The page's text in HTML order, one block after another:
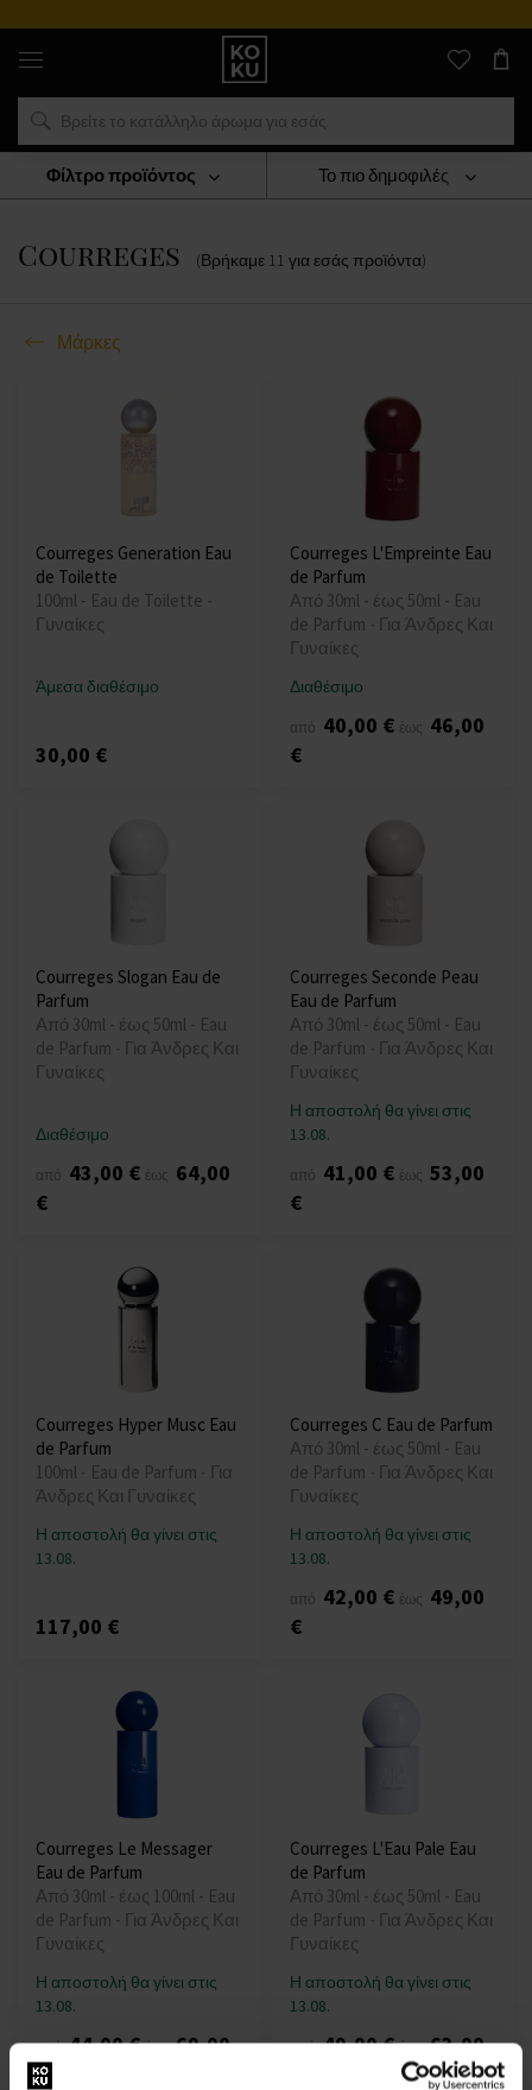
Αυθεντικά
αρώματα
και
ρολόγια
σε
μέρος
Μάρκες
Courreges
Courreges (Βρήκαμε 11 για εσάς προϊόντα)
Το πιο δημοφιλές
Μάρκες
Φίλτρο προϊόντος
Courreges Generation Eau
de Toilette
100ml - Eau de Toilette -
Γυναίκες
Άμεσα διαθέσιμο
30,00 €
Courreges L'Empreinte Eau
de Parfum
Από 30ml - έως 50ml - Eau
de Parfum - Για Άνδρες Και
Γυναίκες
Διαθέσιμο
από 40,00 € έως 46,00
€
Courreges Slogan Eau de
Parfum
Από 30ml - έως 50ml - Eau
de Parfum - Για Άνδρες Και
Γυναίκες
Διαθέσιμο
από 43,00 € έως 64,00
€
Courreges Seconde Peau
Eau de Parfum
Από 30ml - έως 50ml - Eau
de Parfum - Για Άνδρες Και
Γυναίκες
Η αποστολή θα γίνει στις
13.08.
από 41,00 € έως 53,00
€
Courreges Hyper Musc Eau
de Parfum
100ml - Eau de Parfum - Για
Άνδρες Και Γυναίκες
Η αποστολή θα γίνει στις
13.08.
117,00 €
Courreges C Eau de Parfum
Από 30ml - έως 50ml - Eau
de Parfum - Για Άνδρες Και
Γυναίκες
Η αποστολή θα γίνει στις
13.08.
από 42,00 € έως 49,00
€
Courreges Le Messager
Eau de Parfum
Από 30ml - έως 100ml - Eau
de Parfum - Για Άνδρες Και
Γυναίκες
Η αποστολή θα γίνει στις
13.08.
από44,00 €έως69,00
€
Courreges L'Eau Pale Eau
de Parfum
Από 30ml - έως 50ml - Eau
de Parfum - Για Άνδρες Και
Γυναίκες
Η αποστολή θα γίνει στις
13.08.
από49,00 €έως63,00